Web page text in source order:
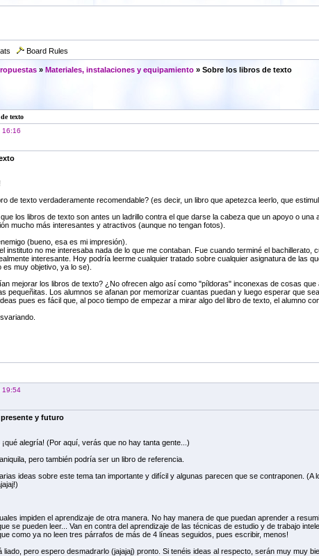
Board Rules
» Materiales, instalaciones y equipamiento» Sobre los libros de texto
texto
16:16
de texto verdaderamente recomendable? (es decir, un libro que apetezca leerlo, que
los libros de texto son antes un ladrillo contra el que darse la cabeza que un apoyo o una
mucho más interesantes y atractivos (aunque no tengan fotos).
(bueno, esa es mi impresión).
instituto no me interesaba nada de lo que me contaban. Fue cuando terminé el
interesante. Hoy podría leerme cualquier tratado sobre cualquier asignatura de las
muy objetivo, ya lo se).
mejorar los libros de texto? ¿No ofrecen algo así como "píldoras" inconexas de cosas
pequeñitas. Los alumnos se afanan por memorizar cuantas puedan y luego esperar que
pues es fácil que, al poco tiempo de empezar a mirar algo del libro de texto, el alumno
19:54
y futuro
¡qué alegría! (Por aquí, verás que no hay tanta gente...)
pero también podría ser un libro de referencia.
ideas sobre este tema tan importante y difícil y algunas parecen que se contraponen.
impiden el aprendizaje de otra manera. No hay manera de que puedan aprender a
se pueden leer... Van en contra del aprendizaje de las técnicas de estudio y de trabajo
como ya no leen tres párrafos de más de 4 líneas seguidos, pues escribir, menos!
liado, pero espero desmadrarlo (jajajaj) pronto. Si tenéis ideas al respecto, serán muy muy